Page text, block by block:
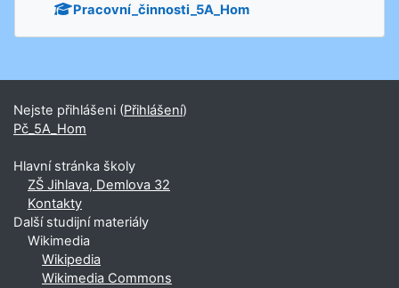
Pracovní_činnosti_5A_Hom
Nejste přihlášeni (Přihlášení)
Pč_5A_Hom
Hlavní stránka školy
ZŠ Jihlava, Demlova 32
Kontakty
Další studijní materiály
Wikimedia
Wikipedia
Wikimedia Commons